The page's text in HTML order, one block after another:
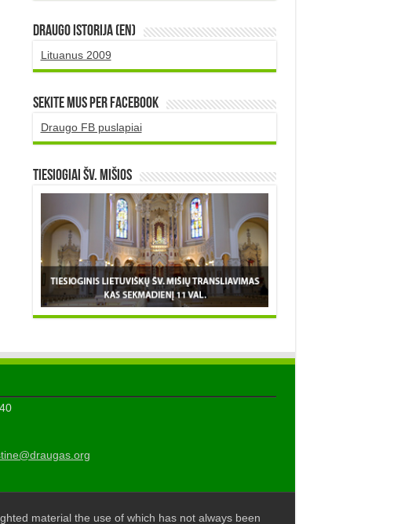
DRAUGO istorija (EN)
Lituanus 2009
Sekite mus per Facebook
Draugo FB puslapiai
TIESIOGIAI šv. MIŠIOS
material the use of which has not always been